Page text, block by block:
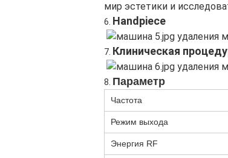
мир эстетики и
6. Handpiece
7. Клиническая
8. Параметр
Частота
Режим выхода
Энергия RF